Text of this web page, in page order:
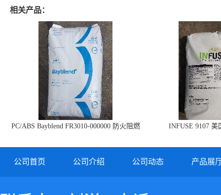
相关产品：
PC/ABS Bayblend FR3010-000000 防火阻燃
INFUSE 9107 美
公司首页 公司介绍 公司动态 产品展